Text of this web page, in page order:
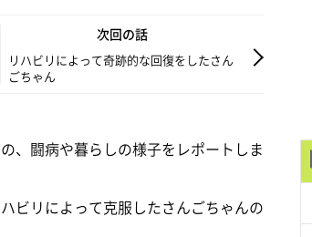
次回の話
リハビリによって奇跡的な回復をしたさん
ごちゃん
、闘病や暮らしの様子をレポートしま
ビリによって克服したさんごちゃんの